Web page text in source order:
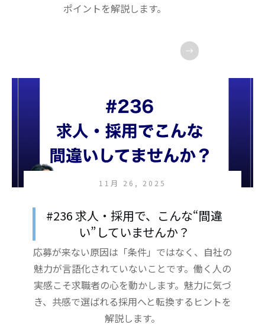
ポイントを解説します。
11月 26, 2025
#236 求人・採用で、こんな“間違
い”していませんか？
応募が来ない原因は「条件」ではなく、自社の
魅力が言語化されていないことです。働く人の
実感こそ求職者の心を動かします。魅力に気づ
き、共感で選ばれる採用へと転換するヒントを
解説します。